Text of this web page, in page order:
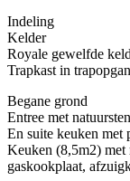
Indeling
Kelder
Royale gewelfde
Trapkast in
Begane grond
Entree met
En suite keuken met
Keuken (8,5m2) met
gaskookplaat,